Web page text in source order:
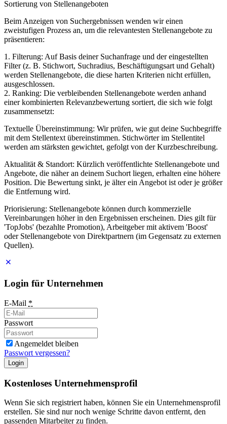
Sortierung von Stellenangeboten
Beim Anzeigen von Suchergebnissen wenden wir einen
zweistufigen Prozess an, um die relevantesten Stellenangebote zu
präsentieren:
1. Filterung: Auf Basis deiner Suchanfrage und der eingestellten
Filter (z. B. Stichwort, Suchradius, Beschäftigungsart und Gehalt)
werden Stellenangebote, die diese harten Kriterien nicht erfüllen,
ausgeschlossen.
2. Ranking: Die verbleibenden Stellenangebote werden anhand
einer kombinierten Relevanzbewertung sortiert, die sich wie folgt
zusammensetzt:
Textuelle Übereinstimmung: Wir prüfen, wie gut deine Suchbegriffe
mit dem Stellentext übereinstimmen. Stichwörter im Stellentitel
werden am stärksten gewichtet, gefolgt von der Kurzbeschreibung.
Aktualität & Standort: Kürzlich veröffentlichte Stellenangebote und
Angebote, die näher an deinem Suchort liegen, erhalten eine höhere
Position. Die Bewertung sinkt, je älter ein Angebot ist oder je größer
die Entfernung wird.
Priorisierung: Stellenangebote können durch kommerzielle
Vereinbarungen höher in den Ergebnissen erscheinen. Dies gilt für
'TopJobs' (bezahlte Promotion), Arbeitgeber mit aktivem 'Boost'
oder Stellenangebote von Direktpartnern (im Gegensatz zu externen
Quellen).
Login für Unternehmen
E-Mail *
Passwort
Angemeldet bleiben
Passwort vergessen?
Login
Kostenloses Unternehmensprofil
Wenn Sie sich registriert haben, können Sie ein Unternehmensprofil
erstellen. Sie sind nur noch wenige Schritte davon entfernt, den
passenden Mitarbeiter zu finden.